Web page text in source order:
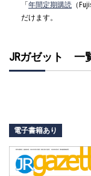
「 年間定期購読 （
だけます。
JRガゼット 一
電子書籍あり